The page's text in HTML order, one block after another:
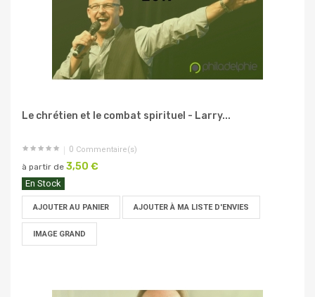
Le chrétien et le combat spirituel - Larry...
0 Commentaire(s)
à partir de 3,50 €
En Stock
AJOUTER AU PANIER AJOUTER À MA LISTE D'ENVIES
IMAGE GRAND